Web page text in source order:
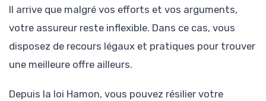
Il arrive que malgré vos efforts et vos arguments,
votre assureur reste inflexible. Dans ce cas, vous
disposez de recours légaux et pratiques pour trouver
une meilleure offre ailleurs.
Depuis la loi Hamon, vous pouvez résilier votre